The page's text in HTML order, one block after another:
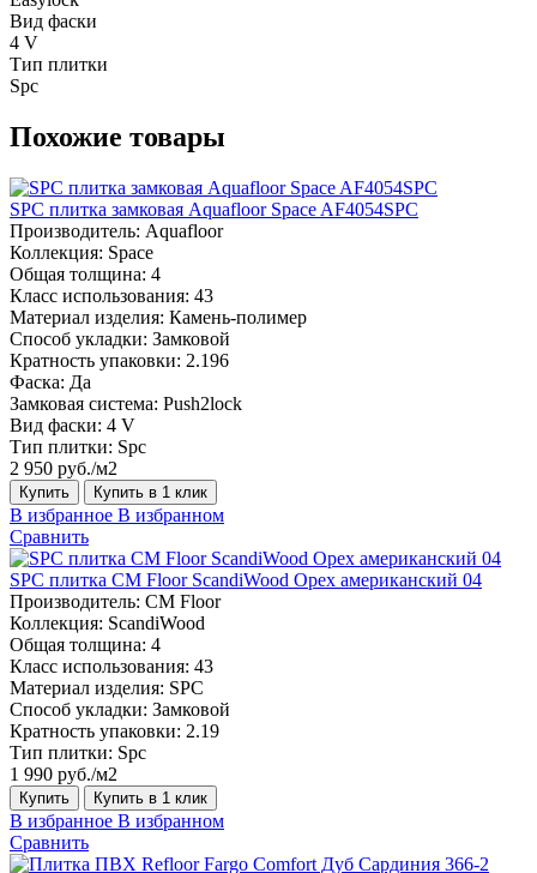
Вид фаски
4 V
Тип плитки
Spc
Похожие товары
SPC плитка замковая Aquafloor Space AF4054SPC
Производитель: Aquafloor
Коллекция: Space
Общая толщина: 4
Класс использования: 43
Материал изделия: Камень-полимер
Способ укладки: Замковой
Кратность упаковки: 2.196
Фаска: Да
Замковая система: Push2lock
Вид фаски: 4 V
Тип плитки: Spc
2 950 руб./м2
Купить Купить в 1 клик
В избранное В избранном
Сравнить
SPC плитка CM Floor ScandiWood Орех американский 04
Производитель: CM Floor
Коллекция: ScandiWood
Общая толщина: 4
Класс использования: 43
Материал изделия: SPC
Способ укладки: Замковой
Кратность упаковки: 2.19
Тип плитки: Spc
1 990 руб./м2
Купить Купить в 1 клик
В избранное В избранном
Сравнить